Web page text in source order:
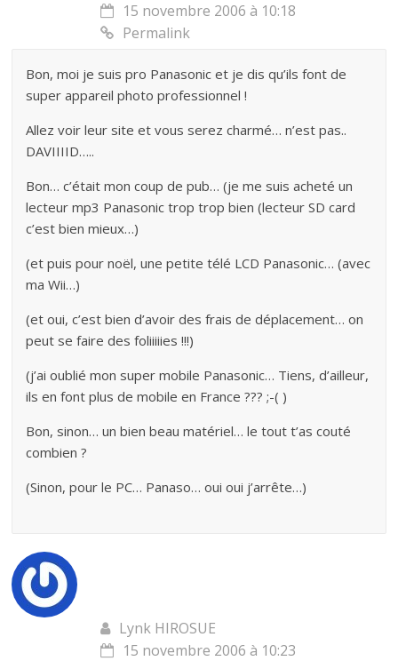
15 novembre 2006 à 10:18
Permalink
Bon, moi je suis pro Panasonic et je dis qu’ils font de
super appareil photo professionnel !
Allez voir leur site et vous serez charmé… n’est pas..
DAVIIIID…..
Bon… c’était mon coup de pub… (je me suis acheté un
lecteur mp3 Panasonic trop trop bien (lecteur SD card
c’est bien mieux…)
(et puis pour noël, une petite télé LCD Panasonic… (avec
ma Wii…)
(et oui, c’est bien d’avoir des frais de déplacement… on
peut se faire des foliiiiies !!!)
(j’ai oublié mon super mobile Panasonic… Tiens, d’ailleur,
ils en font plus de mobile en France ??? ;-( )
Bon, sinon… un bien beau matériel… le tout t’as couté
combien ?
(Sinon, pour le PC… Panaso… oui oui j’arrête…)
Lynk HIROSUE
15 novembre 2006 à 10:23